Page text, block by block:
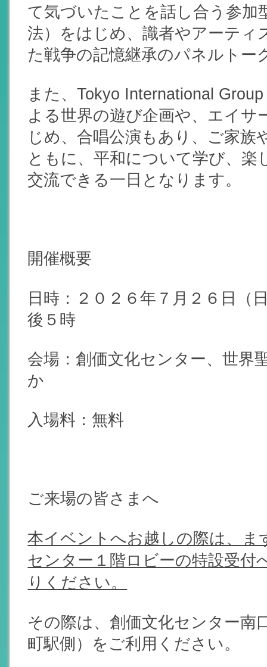
て気づいたことを話し合う参加
法）をはじめ、識者やアーティ
た戦争の記憶継承のパネルトー
また、Tokyo International
よる世界の遊び企画や、エイサ
じめ、合唱公演もあり、ご家族
ともに、平和について学び、楽
交流できる一日となります。
開催概要
日時：２０２６年７月２６日（
後５時
会場：創価文化センター、世界
か
入場料：無料
ご来場の皆さまへ
本イベントへお越しの際は、ま
センター１階ロビーの特設受付
りください。
その際は、創価文化センター南
町駅側）をご利用ください。